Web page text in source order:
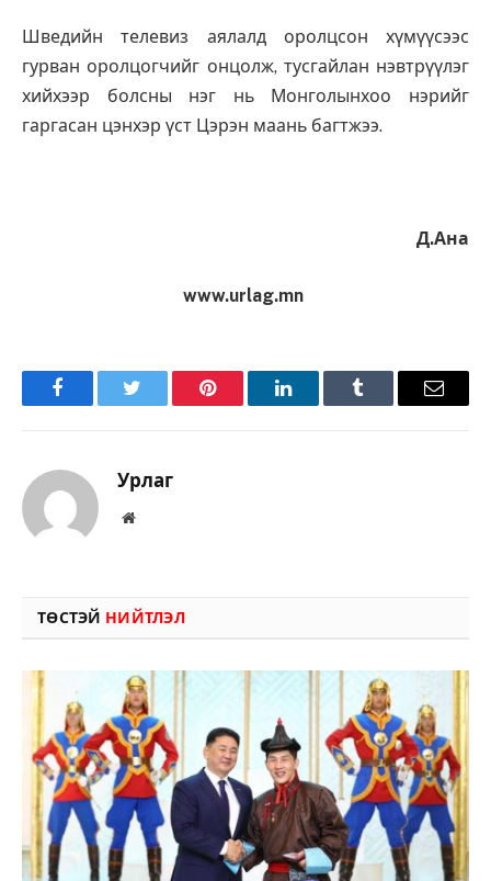
Шведийн телевиз аялалд оролцсон хүмүүсээс
гурван оролцогчийг онцолж, тусгайлан нэвтрүүлэг
хийхээр болсны нэг нь Монголынхоо нэрийг
гаргасан цэнхэр үст Цэрэн маань багтжээ.
Д.Ана
www.urlag.mn
FacebookTwitter Pinterest LinkedInTumblr Имэйл
Урлаг
Вэбсайт
ТӨСТЭЙ НИЙТЛЭЛ